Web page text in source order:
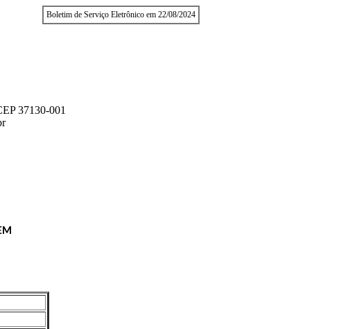
Boletim de Serviço Eletrônico em 22/08/2024
37130-001